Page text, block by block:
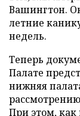
Вашингтон.
летние
недель.
Теперь
Палате
нижняя
При этом, как